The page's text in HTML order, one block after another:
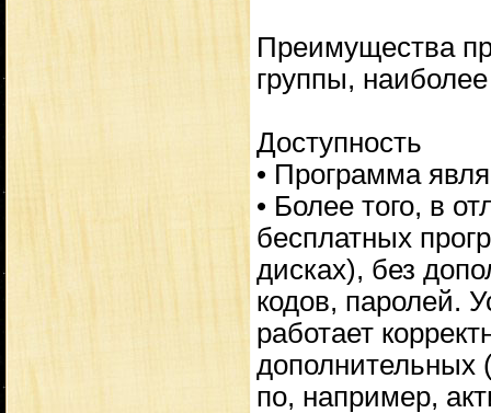
Преимущества
группы,
Доступность
• Программа
• Более того, в
бесплатных
дисках), без
кодов, паролей.
работает
дополнительных
по, например,